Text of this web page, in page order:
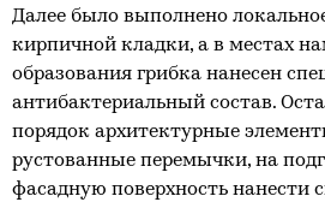
Далее было выполнено
кирпичной кладки, а в местах
образования грибка нанесен
антибактериальный состав.
порядок архитектурные
рустованные перемычки, на
фасадную поверхность нанести